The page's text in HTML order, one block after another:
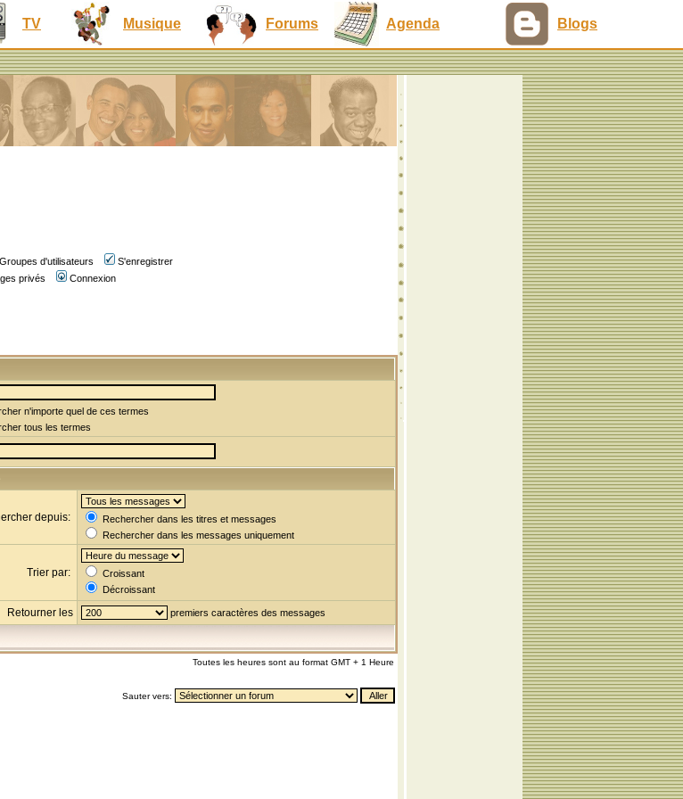
TV Musique Forums Agenda Blogs
Groupes d'utilisateurs
S'enregistrer
privés Connexion
n'importe quel de ces termes
tous les termes
depuis:
Rechercher dans les titres et messages
Rechercher dans les messages uniquement
Trier par:
Croissant
Décroissant
Retourner les premiers caractères des messages
Toutes les heures sont au format GMT + 1 Heure
Sauter vers: